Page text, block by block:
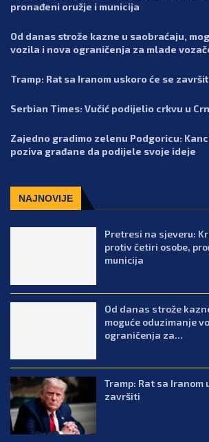
pronađeni oružje i municija
Od danas strože kazne u saobraćaju,
vozila i nova ograničenja za mlade
Tramp: Rat sa Iranom uskoro će se
Serbian Times: Vučić podijelio crkvu u
Zajedno gradimo zelenu Podgoricu:
poziva građane da podijele svoje ideje
NAJNOVIJE
Pretresi na sjeveru:
protiv četiri osobe,
municija
Od danas strože
moguće oduzimanje
ograničenja za...
Tramp: Rat sa Iranom
završiti